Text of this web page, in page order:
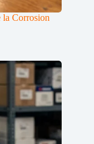
la Corrosion